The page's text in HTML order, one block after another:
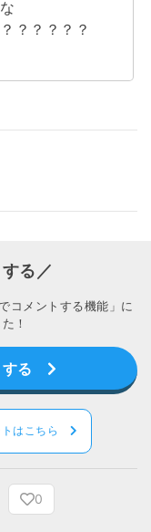
？？？？？
る／
コメントする機能」に
！
する
トはこちら
0